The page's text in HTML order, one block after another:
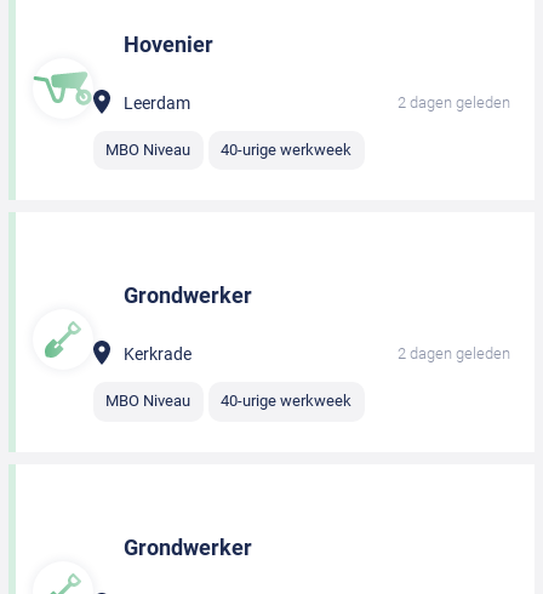
Hovenier
Leerdam 2 dagen geleden
MBO Niveau 40-urige werkweek
Grondwerker
Kerkrade 2 dagen geleden
MBO Niveau 40-urige werkweek
Grondwerker